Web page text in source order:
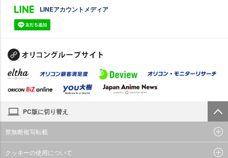
LINEアカウントメディア
PC版に切り替え
禁無断複写転載
クッキーの使用について